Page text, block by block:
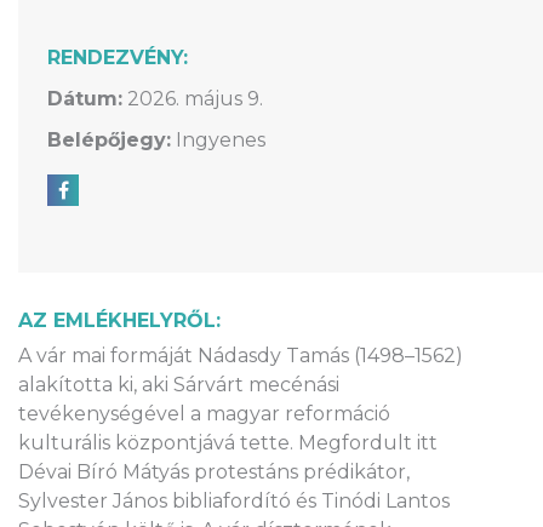
AZ EMLÉKHELYRŐL:
A vár mai formáját Nádasdy Tamás (1498–1562)
alakította ki, aki Sárvárt mecénási
tevékenységével a magyar reformáció
kulturális központjává tette. Megfordult itt
Dévai Bíró Mátyás protestáns prédikátor,
Sylvester János bibliafordító és Tinódi Lantos
RENDEZVÉNY:
Dátum: 2026. május 9.
Belépőjegy: Ingyenes
Megosztás Facebookon